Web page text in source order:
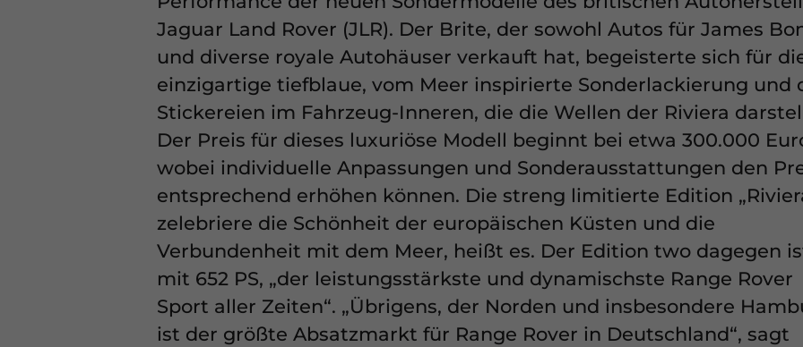
Jaguar Land Rover (JLR). Der Brite, der sowohl Autos für James
und diverse royale Autohäuser verkauft hat, begeisterte sich für
einzigartige tiefblaue, vom Meer inspirierte Sonderlackierung und
Stickereien im Fahrzeug-Inneren, die die Wellen der Riviera
Der Preis für dieses luxuriöse Modell beginnt bei etwa 300.000
wobei individuelle Anpassungen und Sonderausstattungen den
entsprechend erhöhen können. Die streng limitierte Edition
zelebriere die Schönheit der europäischen Küsten und die
Verbundenheit mit dem Meer, heißt es. Der Edition two dagegen
mit 652 PS, „der leistungsstärkste und dynamischste Range Rover
Sport aller Zeiten“. „Übrigens, der Norden und insbesondere
ist der größte Absatzmarkt für Range Rover in Deutschland“, sagt
Hier finden Sie eine Übersicht über alle verwendeten Cookies. Sie können Ihre
Kategorien geben oder sich weitere Informationen anzeigen lassen und so nur
auswählen.
Alle akzeptieren Speichern Nur essenzielle Cookies akzeptieren
Datenschutzeinstellungen
Essenzielle Cookies ermöglichen grundlegende Funktionen und sind für die einwandfreie
erforderlich.
Cookie-Informationen anzeigen
Externe Medien (7)
Inhalte von Videoplattformen und Social-Media-Plattformen werden standardmäßig blockiert.
externen Medien akzeptiert werden, bedarf der Zugriff auf diese Inhalte keiner manuellen
Cookie-Informationen anzeigen